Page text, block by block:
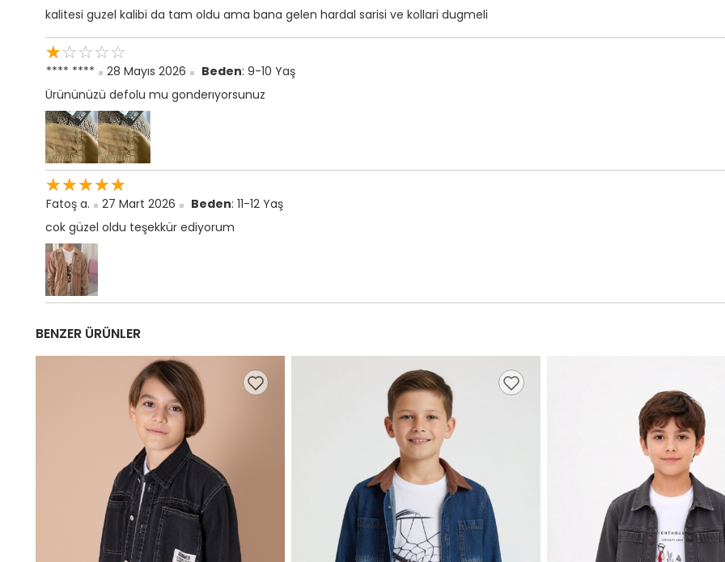
kalitesi guzel kalibi da tam oldu ama bana gelen hardal sarisi ve kollari dugmeli
☆☆☆☆☆
★★★★★
**** **** 28 Mayıs 2026 Beden: 9-10 Yaş
Ürününüzü defolu mu gonderıyorsunuz
☆☆☆☆☆
★★★★★
Fatoş a. 27 Mart 2026 Beden: 11-12 Yaş
cok güzel oldu teşekkür ediyorum
BENZER ÜRÜNLER